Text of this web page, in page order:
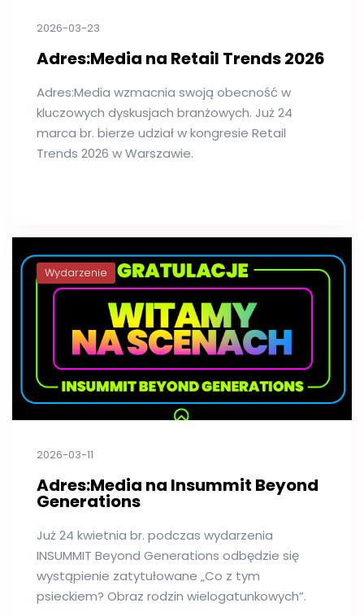
2026-03-23
Adres:Media na Retail Trends 2026
Adres:Media wzmacnia swoją obecność w
kluczowych dyskusjach branżowych. Już 24
marca br. bierze udział w kongresie Retail
Trends 2026 w Warszawie.
Wydarzenie
2026-03-11
Adres:Media na Insummit Beyond
Generations
Już 24 kwietnia br. podczas wydarzenia
INSUMMIT Beyond Generations odbędzie się
wystąpienie zatytułowane „Co z tym
psieckiem? Obraz rodzin wielogatunkowych”.